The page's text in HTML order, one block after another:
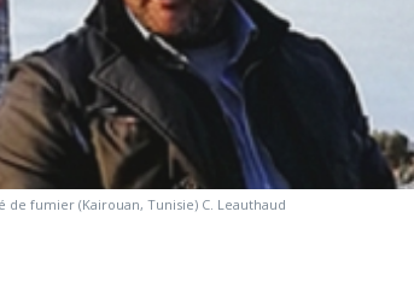
de fumier (Kairouan, Tunisie) C. Leauthaud